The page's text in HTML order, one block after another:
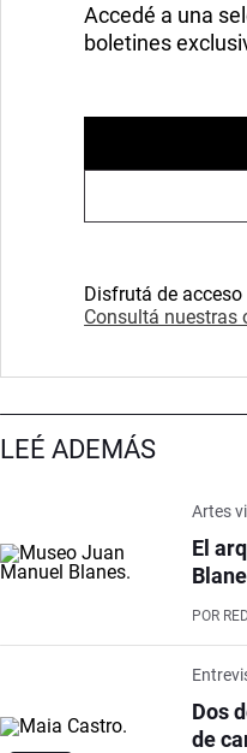
Accedé a una
boletines
Disfrutá de
Consultá nuestras
LEÉ ADEMÁS
Artes
El
POR
Dos
de